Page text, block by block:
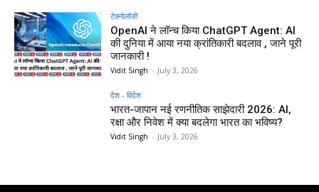
टेक्नोलॉजी
OpenAI ने लॉन्च किया ChatGPT Agent: AI
की दुनिया में आया नया क्रांतिकारी बदलाव , जाने पूरी
जानकारी !
Vidit Singh - July 3, 2026
देश - विदेश
भारत-जापान नई रणनीतिक साझेदारी 2026: AI,
रक्षा और निवेश में क्या बदलेगा भारत का भविष्य?
Vidit Singh - July 3, 2026